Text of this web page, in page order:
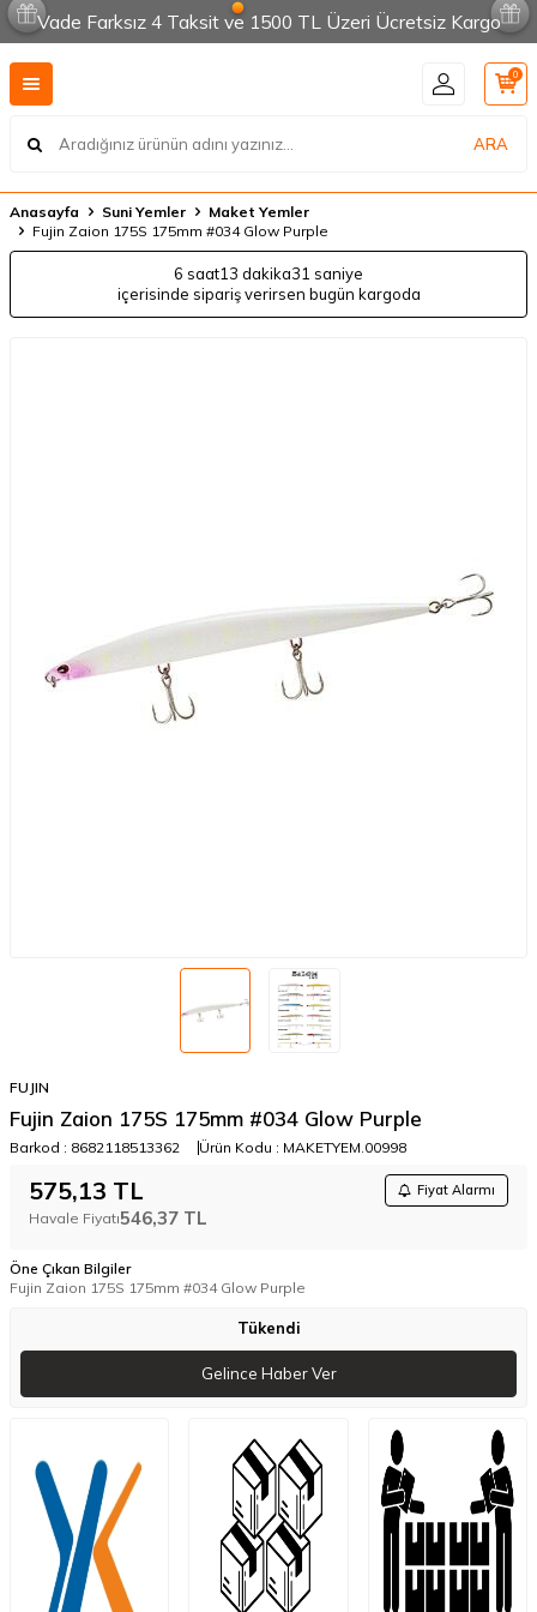
Vade Farksız 4 Taksit ve 1500 TL Üzeri Ücretsiz Kargo
ARA
0
Anasayfa Suni Yemler
Maket Yemler
Fujin Zaion 175S 175mm #034 Glow Purple
6 saat13 dakika30 saniye
içerisinde sipariş verirsen bugün kargoda
FUJIN
Fujin Zaion 175S 175mm #034 Glow Purple
Barkod : 8682118513362 Ürün Kodu : MAKETYEM.00998
575,13 TL Fiyat Alarmı
Havale Fiyatı546,37 TL
Öne Çıkan Bilgiler
Fujin Zaion 175S 175mm #034 Glow Purple
Tükendi
Gelince Haber Ver